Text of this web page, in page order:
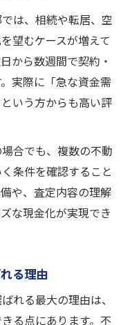
注意すべきポイン
却をスムーズに進
ーに進める流れ
のステップ解説
流れを作る方法
は、相続や転居、空
望むケースが増えて
から数週間で契約・
実際に「急な資金需
いう方からも高い評
合でも、複数の不動
条件を確認すること
や、査定内容の理解
な現金化が実現でき
る理由
れる最大の理由は、
る点にあります。不